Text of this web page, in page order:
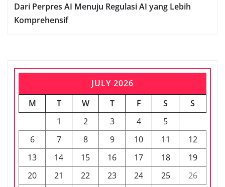
Dari Perpres AI Menuju Regulasi AI yang Lebih
Komprehensif
JULY 2026
M
T W T F S
S
1
2 3 4
5
6
7 8 9 10 11
12
13
14 15 16 17 18
19
20
21 22 23 24 25
26